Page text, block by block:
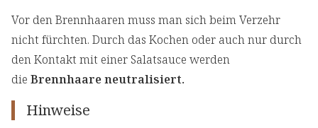
Vor den Brennhaaren muss man sich beim Verzehr
nicht fürchten. Durch das Kochen oder auch nur durch
den Kontakt mit einer Salatsauce werden
die Brennhaare neutralisiert.
Hinweise